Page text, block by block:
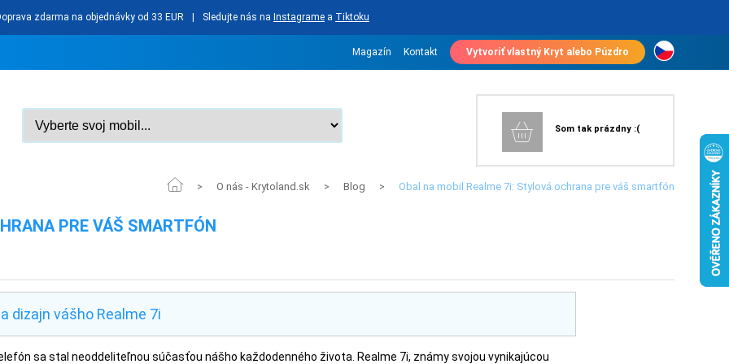
zdarma na objednávky od 33 EUR Sledujte nás na Instagrame a Tiktoku
Magazín Kontakt Vytvoriť vlastný Kryt alebo Púzdro
Som tak prázdny :(
PRE VÁŠ SMARTFÓN
dizajn vášho Realme 7i
sa stal neoddeliteľnou súčasťou nášho každodenného života. Realme 7i, známy svojou vynikajúcou
> O nás - Krytoland.sk > Blog > Obal na mobil Realme 7i: Stylová ochrana pre váš smartfón